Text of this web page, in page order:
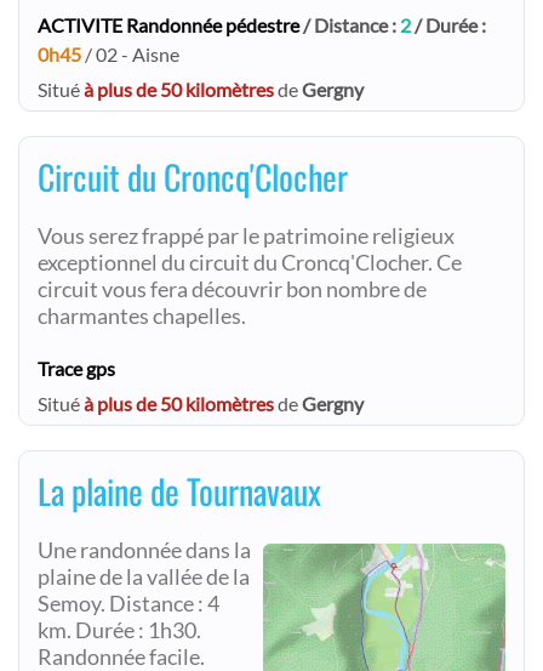
ACTIVITE Randonnée pédestre/ Distance : 2/ Durée :
0h45 / 02 - Aisne
Situéà plus de 50 kilomètresdeGergny
Circuit du Croncq'Clocher
Vous serez frappé par le patrimoine religieux
exceptionnel du circuit du Croncq'Clocher. Ce
circuit vous fera découvrir bon nombre de
charmantes chapelles.
Trace gps
Situéà plus de 50 kilomètresdeGergny
La plaine de Tournavaux
Une randonnée dans la
plaine de la vallée de la
Semoy. Distance : 4
km. Durée : 1h30.
Randonnée facile.